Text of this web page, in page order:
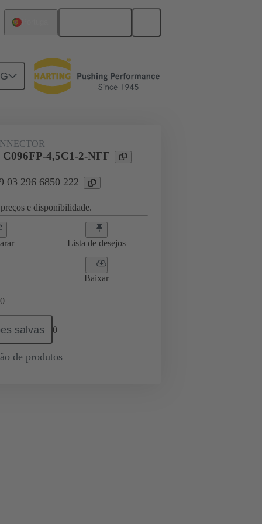
connection 09 03 296 6850 222
4,5C1-2-NFF
03 296 6850 222
e disponibilidade.
Lista de desejos
Baixar
0
salvas 0
de produtos